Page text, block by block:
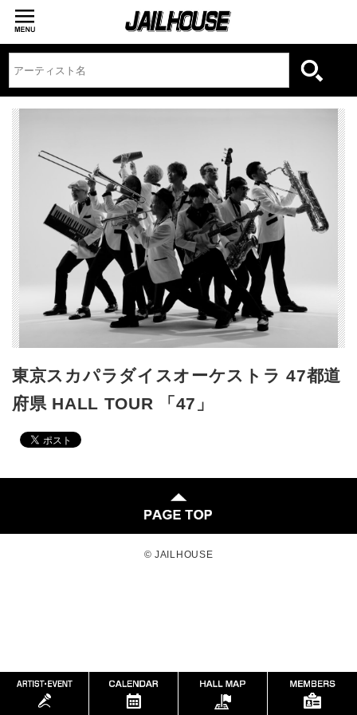
東京スカパラダイスオーケストラ 47都道
府県 HALL TOUR 「47」
© JAILHOUSE